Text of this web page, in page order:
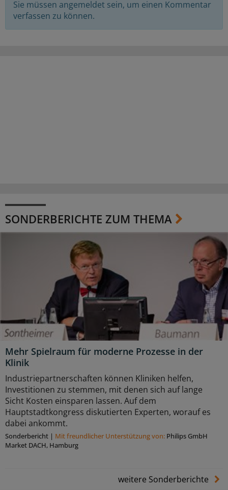
Sie müssen angemeldet sein, um einen Kommentar
verfassen zu können.
SONDERBERICHTE ZUM THEMA
Mehr Spielraum für moderne Prozesse in der
Klinik
Industriepartnerschaften können Kliniken helfen,
Investitionen zu stemmen, mit denen sich auf lange
Sicht Kosten einsparen lassen. Auf dem
Hauptstadtkongress diskutierten Experten, worauf es
dabei ankommt.
Sonderbericht | Mit freundlicher Unterstützung von: Philips GmbH
Market DACH, Hamburg
weitere Sonderberichte